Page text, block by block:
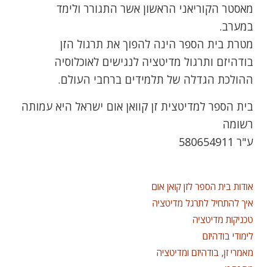
מאסטר הקוריאני הראשון אשר התגורר ולימד
במערב.
מטרת בית הספר הינה להפוך את תרגול הזן
בודהיזם ותרגול מדיטציה לנגישים לאוכלוסיה
ההולכת הגדלה של תלמידים ברחבי העולם.
בית הספר למדיטצית זן קוואן אום ישראל היא עמותה
רשומה
ע"ר 580654911
אודות בית הספר לזן קואן אום
איך להתחיל לתרגל מדיטציה
טכניקות מדיטציה
לימודי בודהיזם
מאמרי זן, בודהיזם ומדיטציה